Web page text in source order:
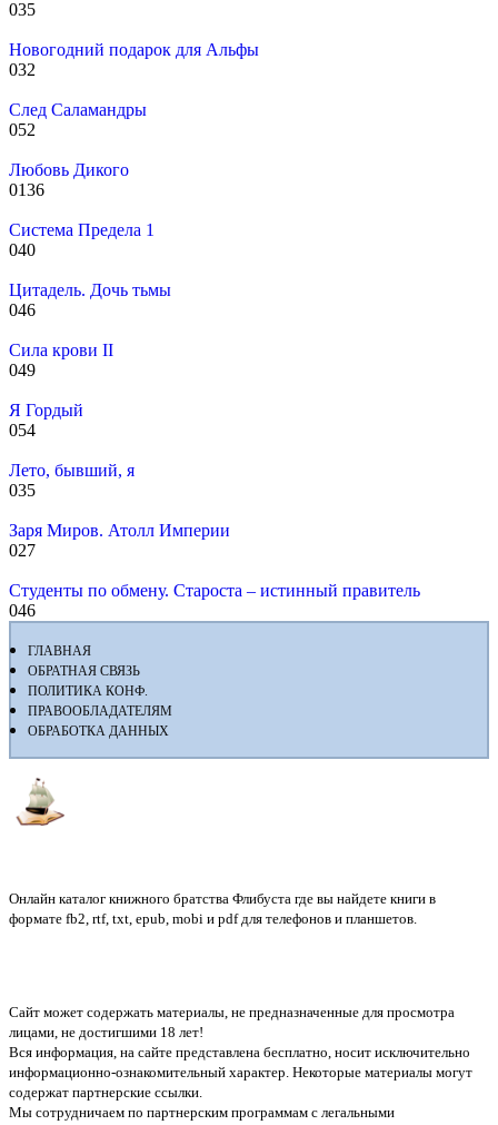
035
Новогодний подарок для Альфы
032
След Саламандры
052
Любовь Дикого
0136
Система Предела 1
040
Цитадель. Дочь тьмы
046
Сила крови II
049
Я Гордый
054
Лето, бывший, я
035
Заря Миров. Атолл Империи
027
Студенты по обмену. Староста – истинный правитель
046
ГЛАВНАЯ
ОБРАТНАЯ СВЯЗЬ
ПОЛИТИКА КОНФ.
ПРАВООБЛАДАТЕЛЯМ
ОБРАБОТКА ДАННЫХ
Онлайн каталог книжного братства Флибуста где вы найдете книги в
формате fb2, rtf, txt, epub, mobi и pdf для телефонов и планшетов.
Сайт может содержать материалы, не предназначенные для просмотра
лицами, не достигшими 18 лет!
Вся информация, на сайте представлена бесплатно, носит исключительно
информационно-ознакомительный характер. Некоторые материалы могут
содержат партнерские ссылки.
Мы сотрудничаем по партнерским программам с легальными